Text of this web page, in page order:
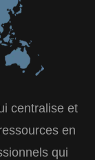
centralise et
en
qui